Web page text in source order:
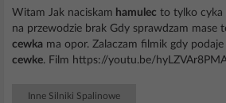
Witam Jak naciskam hamulec to tylko cyka
na przewodzie brak Gdy sprawdzam mase
cewka ma opor. Zalaczam filmik gdy
cewke. Film https://youtu.be/
Inne Silniki Spalinowe